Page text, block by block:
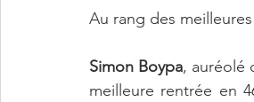
Au rang des
Simon Boypa, auréolé
meilleure rentrée en